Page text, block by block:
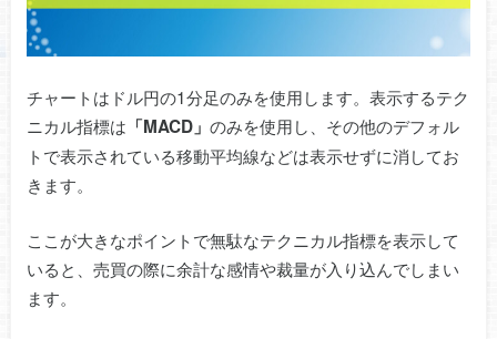
チャートはドル円の1分足のみを使用します。表示するテク
ニカル指標は 「MACD」 のみを使用し、その他のデフォル
トで表示されている移動平均線などは表示せずに消してお
きます。
ここが大きなポイントで無駄なテクニカル指標を表示して
いると、売買の際に余計な感情や裁量が入り込んでしまい
ます。